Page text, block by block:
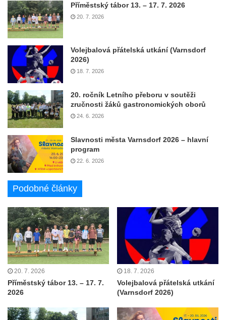
Příměstský tábor 13. – 17. 7. 2026
20. 7. 2026
Volejbalová přátelská utkání (Varnsdorf
2026)
18. 7. 2026
20. ročník Letního přeboru v soutěži
zručnosti žáků gastronomických oborů
24. 6. 2026
Slavnosti města Varnsdorf 2026 – hlavní
program
22. 6. 2026
Podobné články
20. 7. 2026
Příměstský tábor 13. – 17. 7.
2026
18. 7. 2026
Volejbalová přátelská utkání
(Varnsdorf 2026)